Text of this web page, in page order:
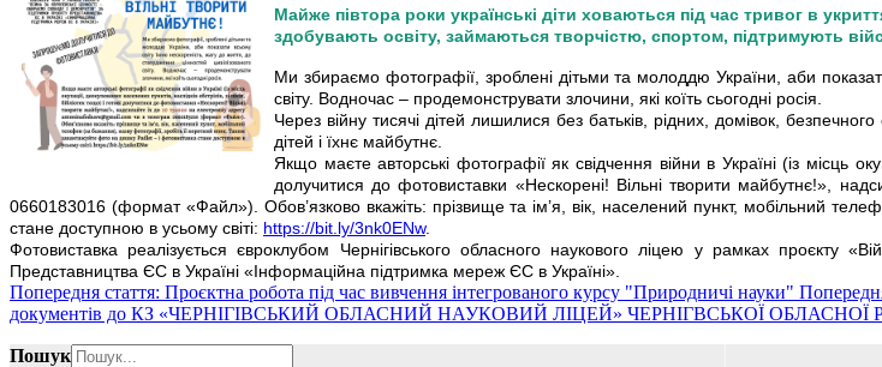
Майже півтора роки українські діти ховаються під час тривог в
здобувають освіту, займаються творчістю, спортом, підтримують
Ми збираємо фотографії, зроблені дітьми та молоддю України, аби
світу. Водночас – продемонструвати злочини, які коїть сьогодні росія.
Через війну тисячі дітей лишилися без батьків, рідних, домівок,
дітей і їхнє майбутнє.
Якщо маєте авторські фотографії як свідчення війни в Україні (із місць
долучитися до фотовиставки «Нескорені! Вільні творити майбутнє!»,
0660183016 (формат «Файл»). Обов’язково вкажіть: прізвище та ім’я, вік, населений пункт, мобільний
стане доступною в усьому світі: https://bit.ly/3nk0ENw.
Фотовиставка реалізується євроклубом Чернігівського обласного наукового ліцею у рамках проєкту
Представництва ЄС в Україні «Інформаційна підтримка мереж ЄС в Україні».
Попередня стаття: Проєктна робота під час вивчення інтегрованого курсу "Природничі науки"
документів до КЗ «ЧЕРНІГІВСЬКИЙ ОБЛАСНИЙ НАУКОВИЙ ЛІЦЕЙ» ЧЕРНІГВСЬКОЇ ОБЛАСНОЇ
Пошук